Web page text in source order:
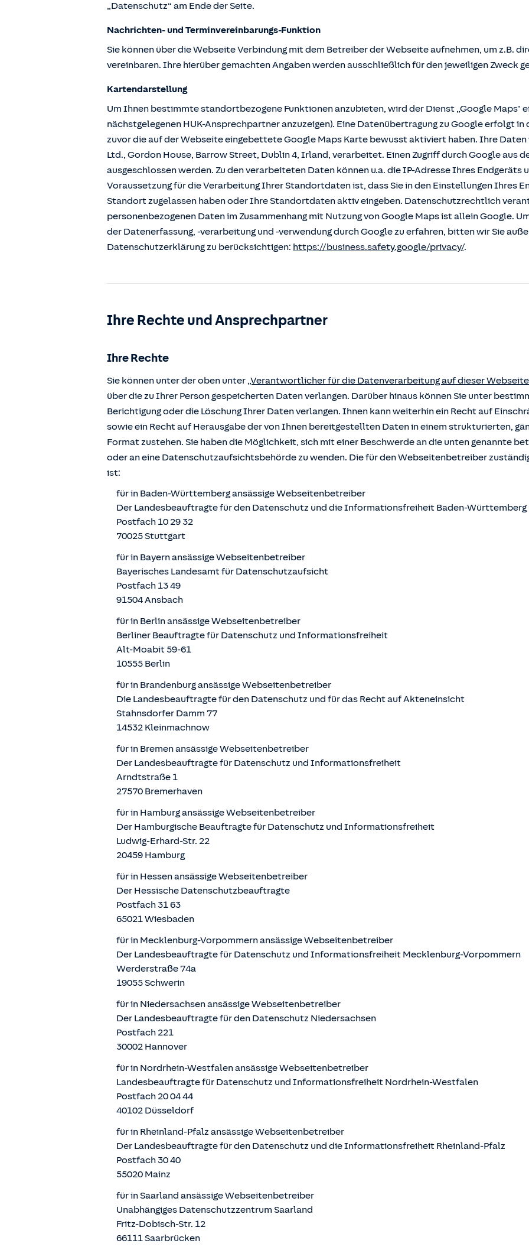
„Datenschutz“ am Ende der Seite.
Nachrichten- und Terminvereinbarungs-Funktion
Sie können über die Webseite Verbindung mit dem Betreiber der Webseite aufnehmen, um z.B.
vereinbaren. Ihre hierüber gemachten Angaben werden ausschließlich für den jeweiligen Zweck
Kartendarstellung
Um Ihnen bestimmte standortbezogene Funktionen anzubieten, wird der Dienst „Google Maps"
nächstgelegenen HUK-Ansprechpartner anzuzeigen). Eine Datenübertragung zu Google erfolgt in
zuvor die auf der Webseite eingebettete Google Maps Karte bewusst aktiviert haben. Ihre
Ltd., Gordon House, Barrow Street, Dublin 4, Irland, verarbeitet. Einen Zugriff durch Google aus
ausgeschlossen werden. Zu den verarbeiteten Daten können u.a. die IP-Adresse Ihres
Voraussetzung für die Verarbeitung Ihrer Standortdaten ist, dass Sie in den Einstellungen Ihres
Standort zugelassen haben oder Ihre Standortdaten aktiv eingeben. Datenschutzrechtlich
personenbezogenen Daten im Zusammenhang mit Nutzung von Google Maps ist allein Google.
der Datenerfassung, -verarbeitung und -verwendung durch Google zu erfahren, bitten wir Sie
Datenschutzerklärung zu berücksichtigen: https://business.safety.google/privacy/.
Ihre Rechte und Ansprechpartner
Ihre Rechte
Sie können unter der oben unter „Verantwortlicher für die Datenverarbeitung auf dieser
über die zu Ihrer Person gespeicherten Daten verlangen. Darüber hinaus können Sie unter
Berichtigung oder die Löschung Ihrer Daten verlangen. Ihnen kann weiterhin ein Recht auf
sowie ein Recht auf Herausgabe der von Ihnen bereitgestellten Daten in einem strukturierten,
Format zustehen. Sie haben die Möglichkeit, sich mit einer Beschwerde an die unten genannte
oder an eine Datenschutzaufsichtsbehörde zu wenden. Die für den Webseitenbetreiber
ist:
für in Baden-Württemberg ansässige Webseitenbetreiber
Der Landesbeauftragte für den Datenschutz und die Informationsfreiheit Baden-Württemberg
Postfach 10 29 32
70025 Stuttgart
für in Bayern ansässige Webseitenbetreiber
Bayerisches Landesamt für Datenschutzaufsicht
Postfach 13 49
91504 Ansbach
für in Berlin ansässige Webseitenbetreiber
Berliner Beauftragte für Datenschutz und Informationsfreiheit
Alt-Moabit 59-61
10555 Berlin
für in Brandenburg ansässige Webseitenbetreiber
Die Landesbeauftragte für den Datenschutz und für das Recht auf Akteneinsicht
Stahnsdorfer Damm 77
14532 Kleinmachnow
für in Bremen ansässige Webseitenbetreiber
Der Landesbeauftragte für Datenschutz und Informationsfreiheit
Arndtstraße 1
27570 Bremerhaven
für in Hamburg ansässige Webseitenbetreiber
Der Hamburgische Beauftragte für Datenschutz und Informationsfreiheit
Ludwig-Erhard-Str. 22
20459 Hamburg
für in Hessen ansässige Webseitenbetreiber
Der Hessische Datenschutzbeauftragte
Postfach 31 63
65021 Wiesbaden
für in Mecklenburg-Vorpommern ansässige Webseitenbetreiber
Der Landesbeauftragte für Datenschutz und Informationsfreiheit Mecklenburg-Vorpommern
Werderstraße 74a
19055 Schwerin
für in Niedersachsen ansässige Webseitenbetreiber
Der Landesbeauftragte für den Datenschutz Niedersachsen
Postfach 221
30002 Hannover
für in Nordrhein-Westfalen ansässige Webseitenbetreiber
Landesbeauftragte für Datenschutz und Informationsfreiheit Nordrhein-Westfalen
Postfach 20 04 44
40102 Düsseldorf
für in Rheinland-Pfalz ansässige Webseitenbetreiber
Der Landesbeauftragte für den Datenschutz und die Informationsfreiheit Rheinland-Pfalz
Postfach 30 40
55020 Mainz
für in Saarland ansässige Webseitenbetreiber
Unabhängiges Datenschutzzentrum Saarland
Fritz-Dobisch-Str. 12
66111 Saarbrücken